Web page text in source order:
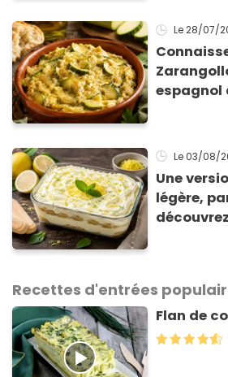
Le 28/07/
espagnol
Le 03/08/
Une
légère,
Recettes d'entrées
Flan de